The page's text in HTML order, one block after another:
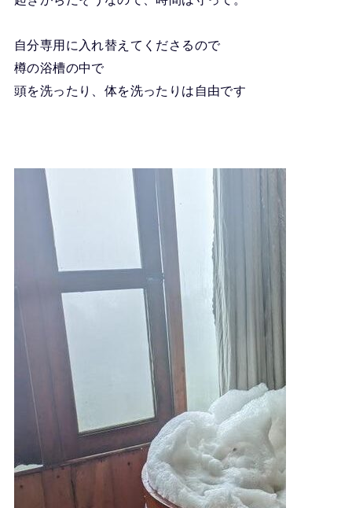
自分専用に入れ替えてくださるので
樽の浴槽の中で
頭を洗ったり、体を洗ったりは自由です